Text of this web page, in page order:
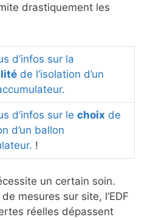
drastiquement les
d’infos sur la
de l’isolation d’un
d’infos sur le choix de
d’un ballon
!
un certain soin.
mesures sur site, l’EDF
réelles dépassent